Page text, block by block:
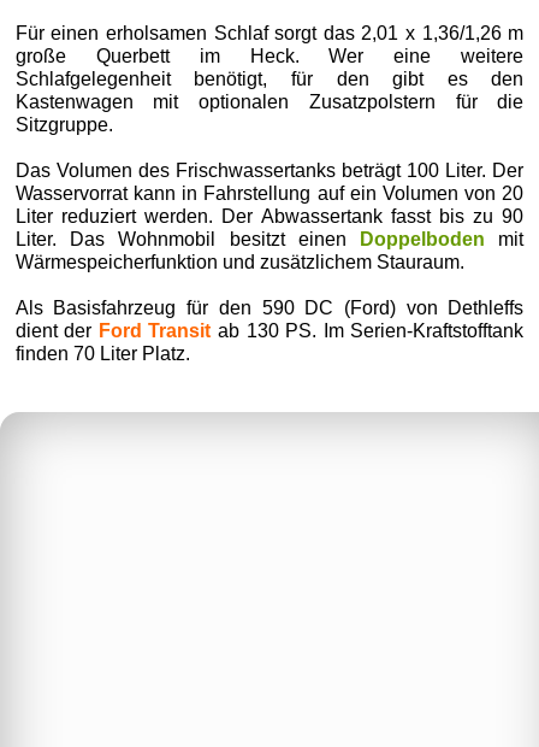
Für einen erholsamen Schlaf sorgt das 2,01 x 1,36/1,26 m
große Querbett im Heck. Wer eine weitere
Schlafgelegenheit benötigt, für den gibt es den
Kastenwagen mit optionalen Zusatzpolstern für die
Sitzgruppe.
Das Volumen des Frischwassertanks beträgt 100 Liter. Der
Wasservorrat kann in Fahrstellung auf ein Volumen von 20
Liter reduziert werden. Der Abwassertank fasst bis zu 90
Liter. Das Wohnmobil besitzt einen
Doppelboden mit
Wärmespeicherfunktion und zusätzlichem Stauraum.
Als Basisfahrzeug für den 590 DC (Ford) von Dethleffs
dient der Ford Transit ab 130 PS. Im Serien-Kraftstofftank
finden 70 Liter Platz.